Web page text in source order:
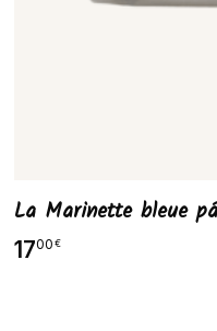
La Marinette bleue
1700€